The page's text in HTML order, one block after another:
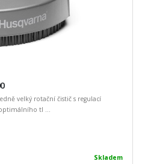
velký rotační čistič s regulací
tl ...
Skladem